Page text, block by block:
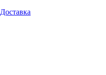
Доставка